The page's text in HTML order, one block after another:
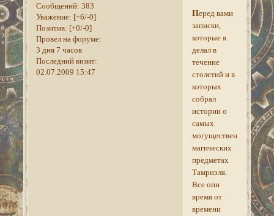
Сообщений: 383
Уважение: [+6/-0]
Позитив: [+0/-0]
Провел на форуме:
3 дня 7 часов
Последний визит:
02.07.2009 15:47
Перед вами
записки,
которые я
делал в
течение
столетий и в
которых
собрал
истории о
самых
могущественных
магических
предметах
Тамриэля.
Все они
время от
времени